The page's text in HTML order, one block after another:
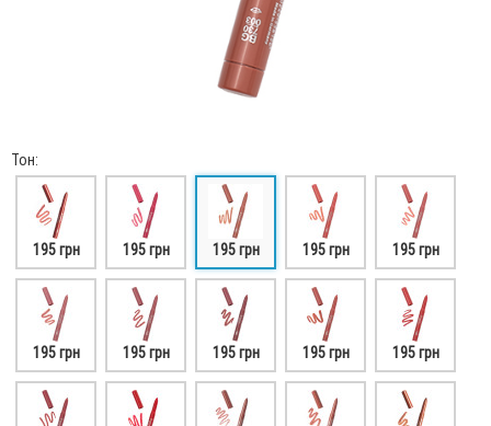
Тон:
195 грн 195 грн 195 грн 195 грн 195 грн
195 грн 195 грн 195 грн 195 грн 195 грн